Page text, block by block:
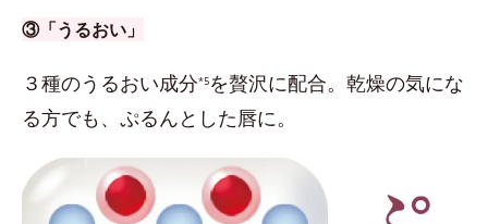
③「うるおい」
３種のうるおい成分*5を贅沢に配合。乾燥の気にな
る方でも、ぷるんとした唇に。